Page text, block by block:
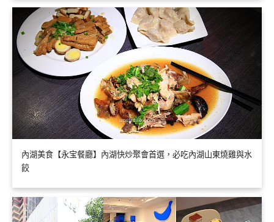
內湖美食【永宝餐廳】內湖快炒聚會首選，必吃內湖山東燒雞與水
餃